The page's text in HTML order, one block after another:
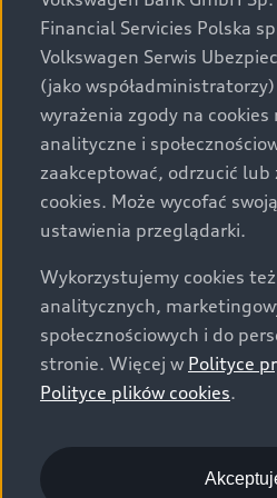
za dopłatą. Wiążące ustalenie
specyfikacji pojazdu następują
określenie parametrów
świadectwo homologacji typu
sobie prawo do zmian i
prezentowane na stronie są
zamieszczania. W celu
informacji prosimy
Audi.
Wszystkie produkowane
są wykonywane z materiałów
względem możliwości odzysku
określone w normie ISO 22628
europejskimi świadectwami
o.o. podlega obowiązkowi
użytkownikom samochodów
Financial Servicies Polska
Volkswagen Serwis
(jako
wyrażenia zgody na cookies
analityczne i
zaakceptować, odrzucić
cookies. Może wycofać
ustawienia przeglądarki.
Wykorzystujemy cookies
analitycznych,
społecznościowych i do
stronie. Więcej w Polityce
Polityce plików cookies.